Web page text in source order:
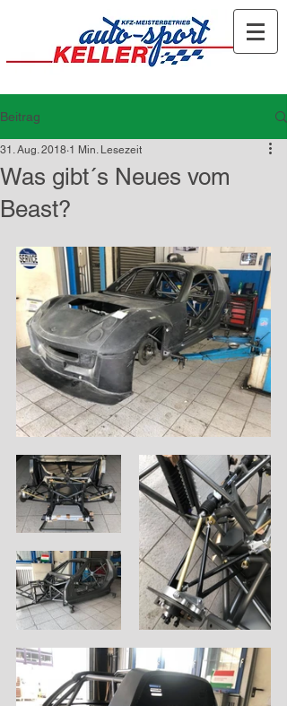
Beitrag
Was gibt´s Neues vom
Beast?
31. Aug. 2018 1 Min. Lesezeit